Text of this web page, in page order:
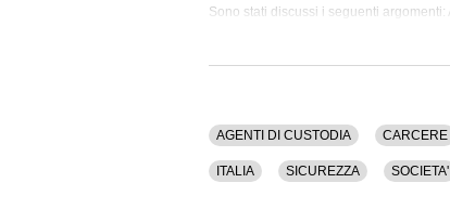
Sono stati discussi i seguenti argomenti:
La registrazione video di questa
AGENTI DI CUSTODIA CARCERE
ITALIA SICUREZZA SOCIETA'